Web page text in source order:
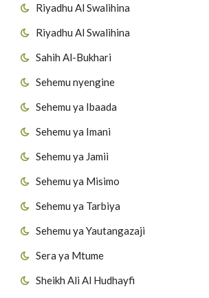
Riyadhu Al Swalihina
Riyadhu Al Swalihina
Sahih Al-Bukhari
Sehemu nyengine
Sehemu ya Ibaada
Sehemu ya Imani
Sehemu ya Jamii
Sehemu ya Misimo
Sehemu ya Tarbiya
Sehemu ya Yautangazaji
Sera ya Mtume
Sheikh Ali Al Hudhayfi